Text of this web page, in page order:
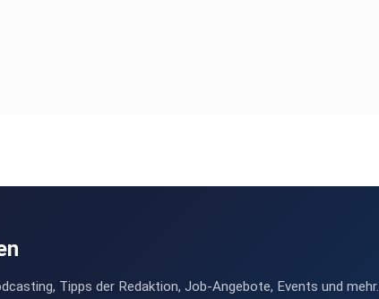
Tipps der Redaktion, Job-Angebote, Events und mehr.